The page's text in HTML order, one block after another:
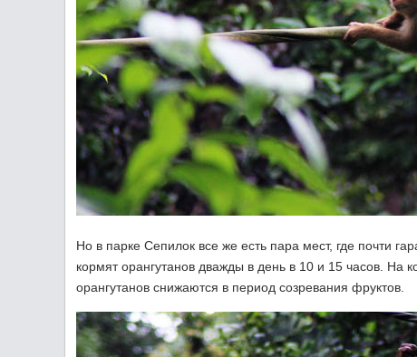
Но в парке Сепилок все же есть пара мест, где почти
кормят орангутанов дважды в день в 10 и 15 часов. На
орангутанов снижаются в период созревания фруктов.